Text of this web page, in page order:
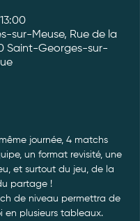
sur-Meuse, Rue de la
Saint-Georges-sur-
journée, 4 matchs
un format revisité, une
et surtout du jeu, de la
partage !
de niveau permettra de
en plusieurs tableaux.